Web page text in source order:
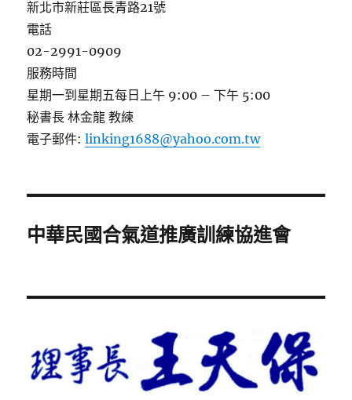
新北市新莊區長青路21號
電話
02-2991-0909
服務時間
星期一到星期五每日上午 9:00 – 下午 5:00
秘書長 林金龍 教練
電子郵件:linking1688@yahoo.com.tw
中華民國合氣道推廣訓練協進會